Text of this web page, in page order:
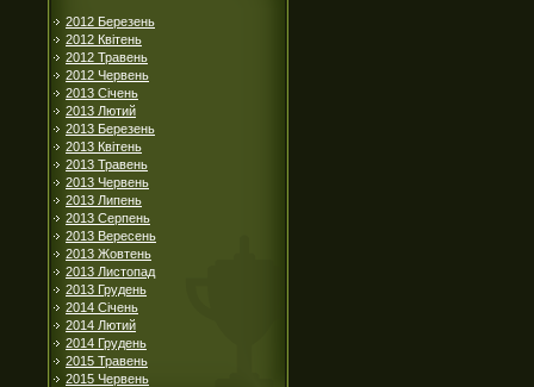
2012 Березень
2012 Квітень
2012 Травень
2012 Червень
2013 Січень
2013 Лютий
2013 Березень
2013 Квітень
2013 Травень
2013 Червень
2013 Липень
2013 Серпень
2013 Вересень
2013 Жовтень
2013 Листопад
2013 Грудень
2014 Січень
2014 Лютий
2014 Грудень
2015 Травень
2015 Червень